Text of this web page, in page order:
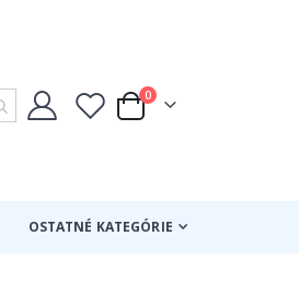
Cart
0položky
OSTATNÉ KATEGÓRIE